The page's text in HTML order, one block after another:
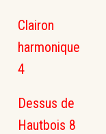
Clairon
harmonique
4
Dessus de
Hautbois 8